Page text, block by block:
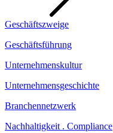
Geschäftszweige
Geschäftsführung
Unternehmenskultur
Unternehmensgeschichte
Branchennetzwerk
Nachhaltigkeit . Compliance